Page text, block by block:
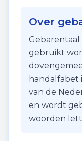
Over
Gebarentaal
gebruikt
handalfabet
van de
en wordt
woorden